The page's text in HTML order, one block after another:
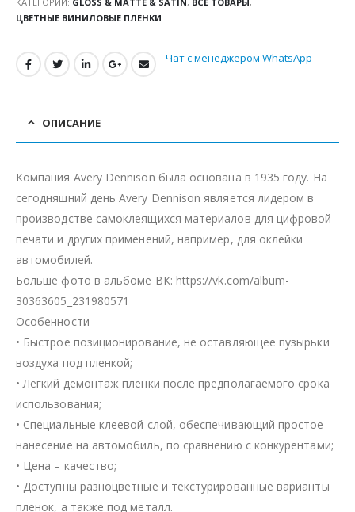
ЦВЕТНЫЕ ВИНИЛОВЫЕ ПЛЕНКИ
Чат с менеджером WhatsApp
ОПИСАНИЕ
Компания Avery Dennison была основана в 1935 году. На
сегодняшний день Avery Dennison является лидером в
производстве самоклеящихся материалов для цифровой
печати и других применений, например, для оклейки
автомобилей.
Больше фото в альбоме ВК: https://vk.com/album-
30363605_231980571
Особенности
• Быстрое позиционирование, не оставляющее пузырьки
воздуха под пленкой;
• Легкий демонтаж пленки после предполагаемого срока
использования;
• Специальные клеевой слой, обеспечивающий простое
нанесение на автомобиль, по сравнению с конкурентами;
• Цена – качество;
• Доступны разноцветные и текстурированные варианты
пленок, а также под металл.